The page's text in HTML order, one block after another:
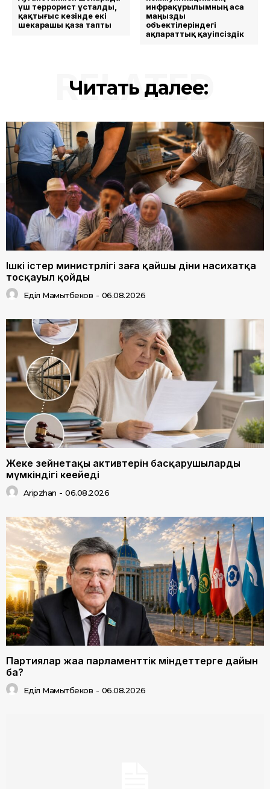
үш террорист ұсталды,
қақтығыс кезінде екі
шекарашы қаза тапты
инфрақұрылымның аса
маңызды
объектілеріндегі
ақпараттық қауіпсіздік
Читать далее:
RELATED
Ішкі істер министрлігі заңға қайшы діни насихатқа
тосқауыл қойды
Еділ Мамытбеков - 06.08.2026
Жеке зейнетақы активтерін басқарушылардың
мүмкіндігі кеңейеді
Aripzhan - 06.08.2026
Партиялар жаңа парламенттік міндеттерге дайын
ба?
Еділ Мамытбеков - 06.08.2026